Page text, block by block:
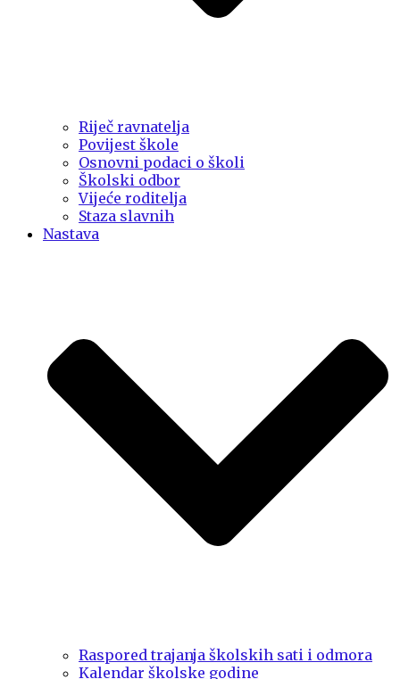
Riječ ravnatelja
Povijest škole
Osnovni podaci o školi
Školski odbor
Vijeće roditelja
Staza slavnih
Nastava
Raspored trajanja školskih sati i odmora
Kalendar školske godine